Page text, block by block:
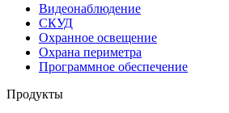
Видеонаблюдение
СКУД
Охранное освещение
Охрана периметра
Программное обеспечение
Продукты